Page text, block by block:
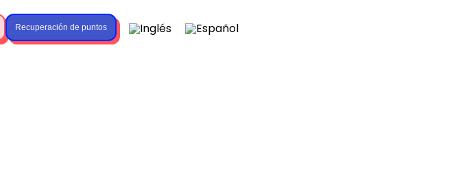
Recuperación de puntos